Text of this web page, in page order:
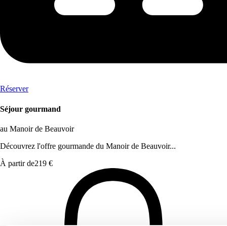
Réserver
Séjour gourmand
au Manoir de Beauvoir
Découvrez l'offre gourmande du Manoir de Beauvoir...
À partir de219 €